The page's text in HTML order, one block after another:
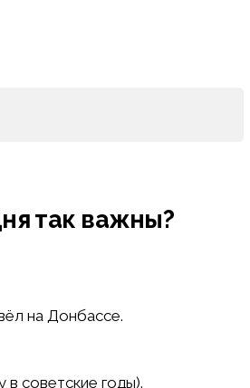
так важны?
на Донбассе.
в советские годы).